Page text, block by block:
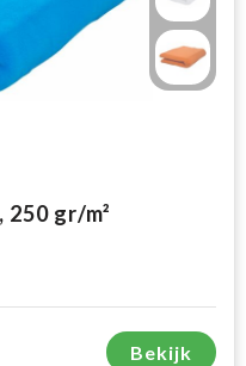
gr/m²
Bekijk